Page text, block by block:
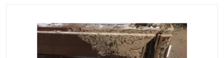
佛山灭白蚁公司 佛山杀虫公司
佛山除四害公司 灭鼠